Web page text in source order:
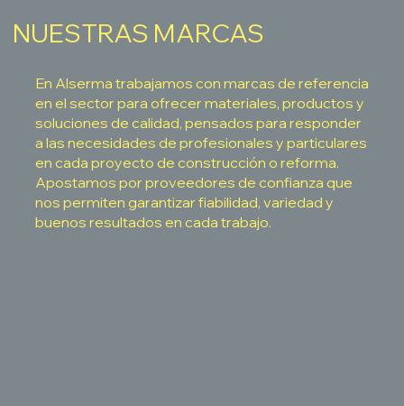
NUESTRAS MARCAS
En Alserma trabajamos con marcas de referencia
en el sector para ofrecer materiales, productos y
soluciones de calidad, pensados para responder
a las necesidades de profesionales y particulares
en cada proyecto de construcción o reforma.
Apostamos por proveedores de confianza que
nos permiten garantizar fiabilidad, variedad y
buenos resultados en cada trabajo.